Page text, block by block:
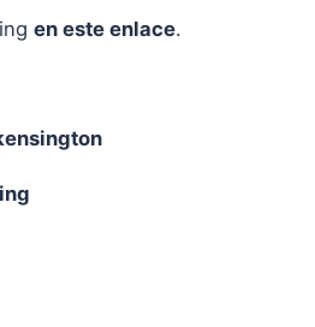
en este enlace.